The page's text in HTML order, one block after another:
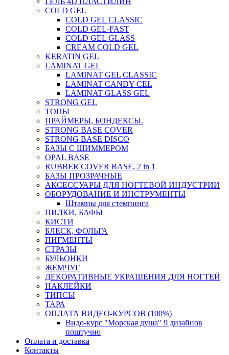
COLD GEL
COLD GEL CLASSIC
COLD GEL-FAST
COLD GEL GLASS
CREAM COLD GEL
KERATIN GEL
LAMINAT GEL
LAMINAT GEL CLASSIС
LAMINAT CANDY CEL
LAMINAT GLASS GEL
STRONG GEL
ТОПЫ
ПРАЙМЕРЫ, БОНДЕКСЫ.
STRONG BASE COVER
STRONG BASE DISCO
БАЗЫ С ШИММЕРОМ
OPAL BASE
RUBBER COVER BASE, 2 in 1
БАЗЫ ПРОЗРАЧНЫЕ
АКСЕССУАРЫ ДЛЯ НОГТЕВОЙ ИНДУСТРИИ
ОБОРУДОВАНИЕ И ИНСТРУМЕНТЫ
Штампы для стемпинга
ПИЛКИ, БАФЫ
КИСТИ
БЛЕСК, ФОЛЬГА
ПИГМЕНТЫ
СТРАЗЫ
БУЛЬОНКИ
ЖЕМЧУГ
ДЕКОРАТИВНЫЕ УКРАШЕНИЯ ДЛЯ НОГТЕЙ
НАКЛЕЙКИ
ТИПСЫ
ТАРА
ОПЛАТА ВИДЕО-КУРСОВ (100%)
Видо-курс "Морская душа" 9 дизайнов
поштучно
Оплата и доставка
Контакты